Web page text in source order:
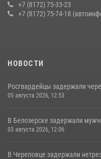
Росгвардии в Вологодской
20 июля 2026, 10:47
+7 (8172) 75-33-23
+7 (8172) 75-74-18
НОВОСТИ
Росгвардейцы задержали
05 августа 2026, 12:53
В Белозерске задержали
03 августа 2026, 12:06
В Череповце задержали